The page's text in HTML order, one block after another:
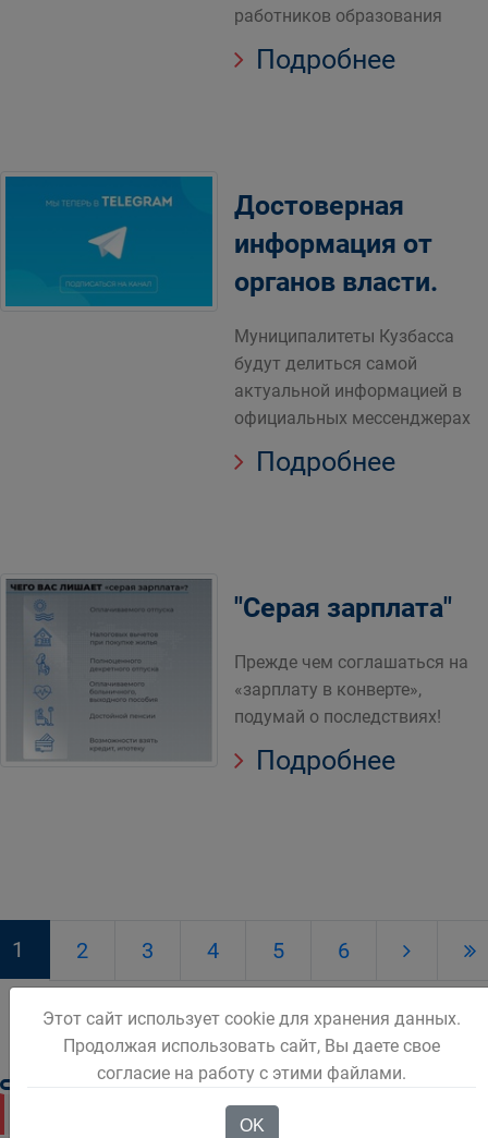
работников образования
Подробнее
Достоверная
информация от
органов власти.
Муниципалитеты Кузбасса
будут делиться самой
актуальной информацией в
официальных мессенджерах
Подробнее
"Серая зарплата"
Прежде чем соглашаться на
«зарплату в конверте»,
подумай о последствиях!
Подробнее
1 2 3 4 5 6
Этот сайт использует cookie для хранения данных.
Продолжая использовать сайт, Вы даете свое
согласие на работу с этими файлами.
OK